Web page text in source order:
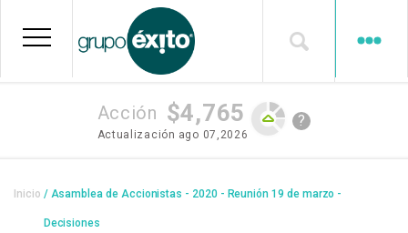
contenido
Acción $4,765
Actualización ago 07,2026
?
Sobrescribir
enlaces
Inicio Asamblea de Accionistas - 2020 - Reunión 19 de marzo -
Decisiones